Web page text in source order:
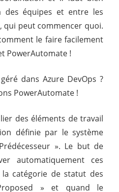
des équipes et entre les
qui peut commencer quoi.
le faire facilement
PowerAutomate !
dans Azure DevOps ?
PowerAutomate !
des éléments de travail
définie par le système
». Le but de
automatiquement ces
catégorie de statut des
» et quand le